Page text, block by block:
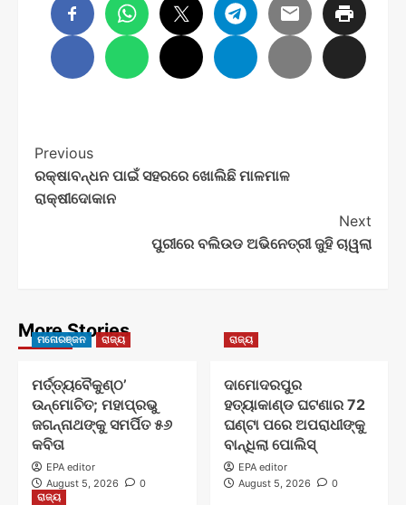
Post
Navigation
Previous
ରକ୍ଷାବନ୍ଧନ ପାଇଁ ସହରରେ ଖୋଲିଛି ମାଳମାଳ
ରାକ୍ଷୀଦୋକାନ
Next
ପୁରୀରେ ବଲିଉଡ ଅଭିନେତ୍ରୀ ଜୁହି ଚାୱଲା
More Stories
ମନୋରଞ୍ଜନ ରାଜ୍ୟ
ମର୍ତ୍ତ୍ୟବୈକୁଣ୍ଠ’
ଉନ୍ମୋଚିତ; ମହାପ୍ରଭୁ
ଜଗନ୍ନାଥଙ୍କୁ ସମର୍ପିତ ୫୬
କବିତା
EPA editor
August 5, 2026
0
ରାଜ୍ୟ
ଦାମୋଦରପୁର
ହତ୍ୟାକାଣ୍ଡ ଘଟଣାର 72
ଘଣ୍ଟା ପରେ ଅପରାଧୀଙ୍କୁ
ବାନ୍ଧିଲା ପୋଲିସ୍
EPA editor
August 5, 2026
0
ରାଜ୍ୟ